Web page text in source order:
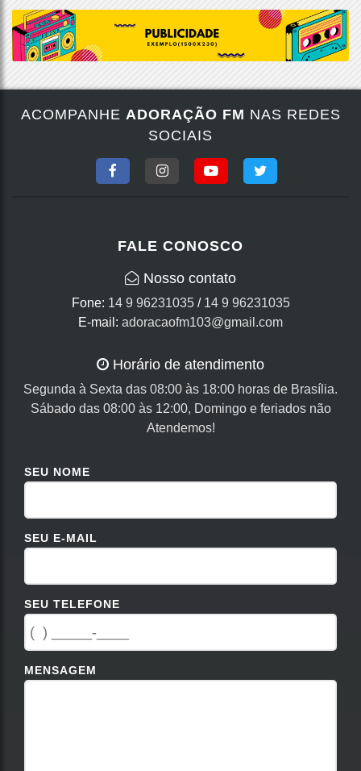
ACOMPANHE ADORAÇÃO FM NAS REDES
SOCIAIS
FALE CONOSCO
Nosso contato
Fone: 14 9 96231035/ 14 9 96231035
E-mail: adoracaofm103@gmail.com
Horário de atendimento
Segunda à Sexta das 08:00 às 18:00 horas de Brasília.
Sábado das 08:00 às 12:00, Domingo e feriados não
Atendemos!
SEU NOME
SEU E-MAIL
SEU TELEFONE
MENSAGEM